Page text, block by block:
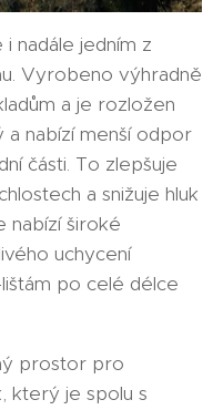
nadále jedním z
Vyrobeno výhradně
a je rozložen
a nabízí menší odpor
části. To zlepšuje
a snižuje hluk
nabízí široké
uchycení
po celé délce
prostor pro
který je spolu s